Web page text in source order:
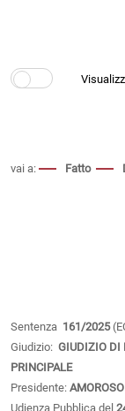
vai a: Fatto
Sentenza 161/2025
Giudizio: GIUDIZIO DI
PRINCIPALE
Presidente: AMOROSO
Udienza Pubblica del